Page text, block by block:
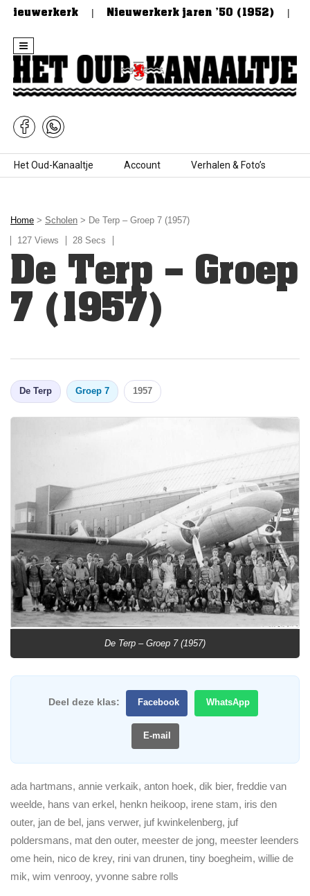
Nieuwerkerk jaren ’50 (1952)
Skip to content
Het Oud-Kanaaltje Account Verhalen & Foto’s
Home > Scholen > De Terp – Groep 7 (1957)
127 Views
28 Secs
De Terp – Groep
7 (1957)
De Terp Groep 7 1957
De Terp – Groep 7 (1957)
Deel deze klas: Facebook WhatsApp
E-mail
ada hartmans, annie verkaik, anton hoek, dik bier, freddie van
weelde, hans van erkel, henkn heikoop, irene stam, iris den
outer, jan de bel, jans verwer, juf kwinkelenberg, juf
poldersmans, mat den outer, meester de jong, meester leenders
ome hein, nico de krey, rini van drunen, tiny boegheim, willie de
mik, wim venrooy, yvonne sabre rolls